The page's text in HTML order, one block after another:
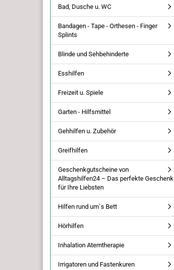
Bad, Dusche u. WC
Bandagen - Tape - Orthesen - Finger
Splints
Blinde und Sehbehinderte
Esshilfen
Freizeit u. Spiele
Garten - Hilfsmittel
Gehhilfen u. Zubehör
Greifhilfen
Geschenkgutscheine von
Alltagshilfen24 – Das perfekte Geschenk
für Ihre Liebsten
Hilfen rund um`s Bett
Hörhilfen
Inhalation Atemtherapie
Irrigatoren und Fastenkuren